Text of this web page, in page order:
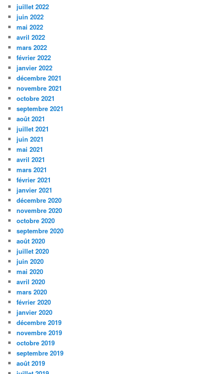
juillet 2022
juin 2022
mai 2022
avril 2022
mars 2022
février 2022
janvier 2022
décembre 2021
novembre 2021
octobre 2021
septembre 2021
août 2021
juillet 2021
juin 2021
mai 2021
avril 2021
mars 2021
février 2021
janvier 2021
décembre 2020
novembre 2020
octobre 2020
septembre 2020
août 2020
juillet 2020
juin 2020
mai 2020
avril 2020
mars 2020
février 2020
janvier 2020
décembre 2019
novembre 2019
octobre 2019
septembre 2019
août 2019